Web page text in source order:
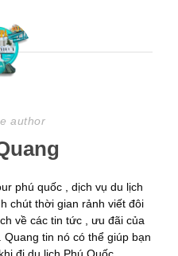
author
phú quốc , dịch vụ du lịch
chút thời gian rảnh viết đôi
về các tin tức , ưu đãi của
tin nó có thể giúp bạn
đi du lịch Phú Quốc .